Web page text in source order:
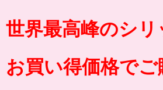
世界最高峰のシ
お買い得価格でご